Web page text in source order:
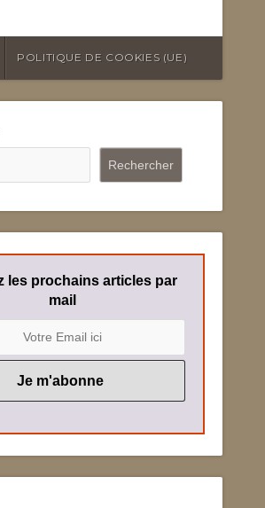
POLITIQUE DE COOKIES (UE)
Rechercher
les prochains articles par
mail